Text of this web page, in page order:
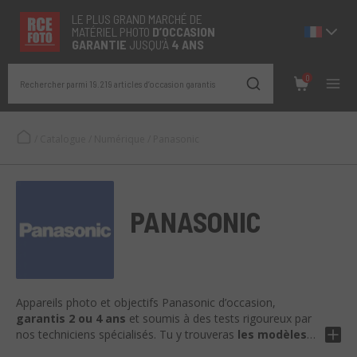
LE PLUS GRAND MARCHÉ DE
MATÉRIEL PHOTO D’OCCASION
GARANTIE JUSQU’À 4 ANS
Rechercher parmi 19.219 articles d’occasion garantis
0
PANASONIC
Appareils photo et objectifs Panasonic d’occasion,
garantis 2 ou 4 ans et soumis à des tests rigoureux par
nos techniciens spécialisés. Tu y trouveras les modèles